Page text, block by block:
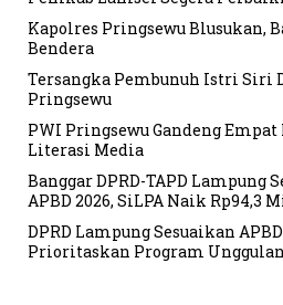
Kapolres Pringsewu Blusukan,
Bendera
Tersangka Pembunuh Istri
Pringsewu
PWI Pringsewu Gandeng
Literasi Media
Banggar DPRD-TAPD Lampung
APBD 2026, SiLPA Naik Rp94,3
DPRD Lampung Sesuaikan
Prioritaskan Program